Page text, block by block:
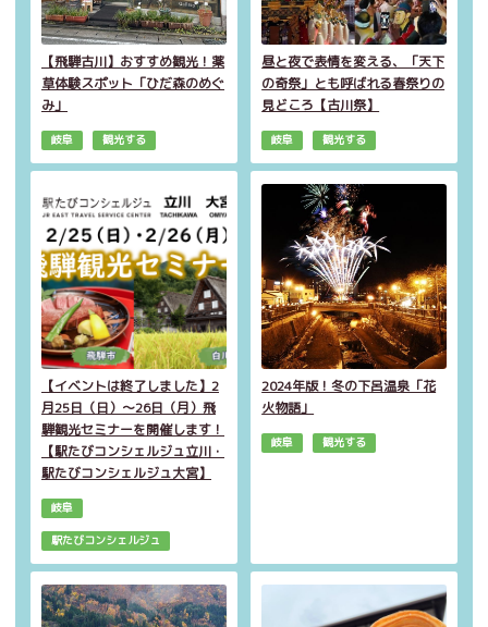
【飛騨古川】おすすめ観光！薬
草体験スポット「ひだ森のめぐ
み」
岐阜 観光する
昼と夜で表情を変える、「天下
の奇祭」とも呼ばれる春祭りの
見どころ【古川祭】
岐阜 観光する
【イベントは終了しました】2
月25日（日）～26日（月）飛
騨観光セミナーを開催します！
【駅たびコンシェルジュ立川・
駅たびコンシェルジュ大宮】
岐阜
駅たびコンシェルジュ
2024年版！冬の下呂温泉「花
火物語」
岐阜 観光する